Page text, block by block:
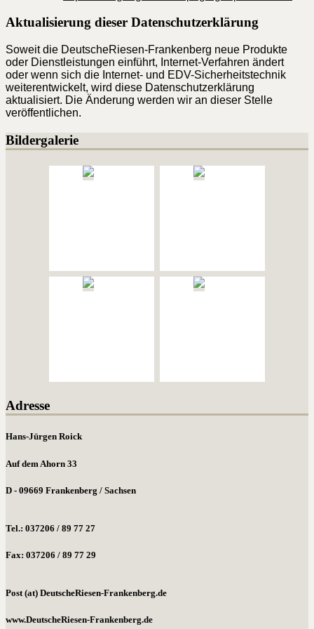
Aktualisierung dieser Datenschutzerklärung
Soweit die DeutscheRiesen-Frankenberg neue Produkte
oder Dienstleistungen einführt, Internet-Verfahren ändert
oder wenn sich die Internet- und EDV-Sicherheitstechnik
weiterentwickelt, wird diese Datenschutzerklärung
aktualisiert. Die Änderung werden wir an dieser Stelle
veröffentlichen.
Bildergalerie
Adresse
Hans-Jürgen Roick
Auf dem Ahorn 33
D - 09669 Frankenberg / Sachsen
Tel.: 037206 / 89 77 27
Fax: 037206 / 89 77 29
Post (at) DeutscheRiesen-Frankenberg.de
www.DeutscheRiesen-Frankenberg.de